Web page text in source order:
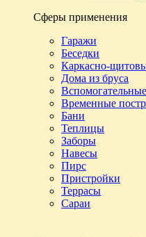
Сферы применения
Гаражи
Беседки
Каркасно-
Дома из бруса
Временные
Бани
Теплицы
Заборы
Навесы
Пирс
Пристройки
Террасы
Сараи